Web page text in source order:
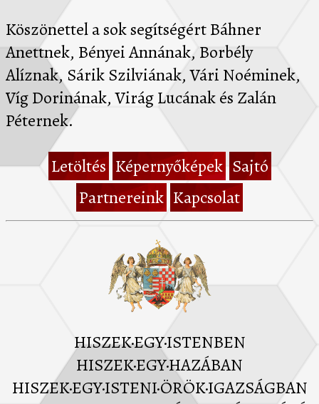
Köszönettel a sok segítségért Báhner
Anettnek, Bényei Annának, Borbély
Alíznak, Sárik Szilviának, Vári Noéminek,
Víg Dorinának, Virág Lucának és Zalán
Péternek.
Letöltés Képernyőképek Sajtó
Partnereink Kapcsolat
HISZEK·EGY·ISTENBEN
HISZEK·EGY·HAZÁBAN
HISZEK·EGY·ISTENI·ÖRÖK·IGAZSÁGBAN